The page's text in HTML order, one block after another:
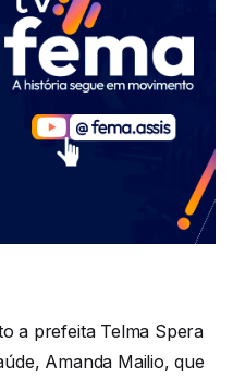
a prefeita Telma Spera
Amanda Mailio, que